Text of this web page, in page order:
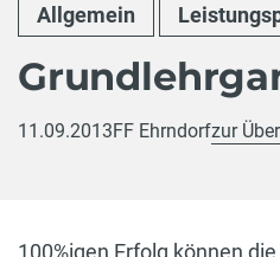
Allgemein
11.09.2013FF Ehrndorfzur
100%igen Erfolg können